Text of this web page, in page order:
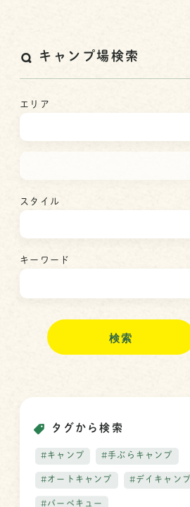
キャンプ場検索
エリア
スタイル
キーワード
検
タグから検索
#キャンプ #手ぶらキャンプ
#オートキャンプ #デイキャンプ
#バーベキュー